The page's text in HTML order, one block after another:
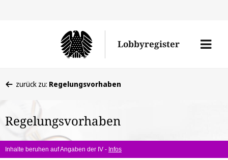
Lobbyregister
Menü
befinden
hier:
zurück zu: Regelungsvorhaben
Regelungsvorhaben
Inhalte beruhen auf Angaben der IV - Infos